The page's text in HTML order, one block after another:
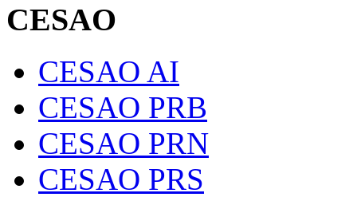
CESAO
CESAO AI
CESAO PRB
CESAO PRN
CESAO PRS